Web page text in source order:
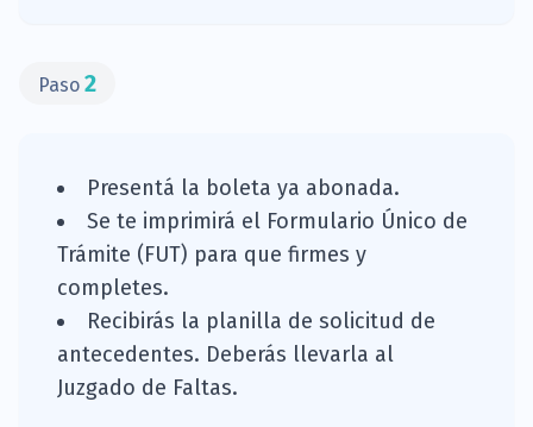
Paso 2
Presentá la boleta ya abonada.
Se te imprimirá el Formulario Único de
Trámite (FUT) para que firmes y
completes.
Recibirás la planilla de solicitud de
antecedentes. Deberás llevarla al
Juzgado de Faltas.